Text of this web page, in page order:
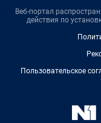
Веб-портал
действия по
Пользовательское